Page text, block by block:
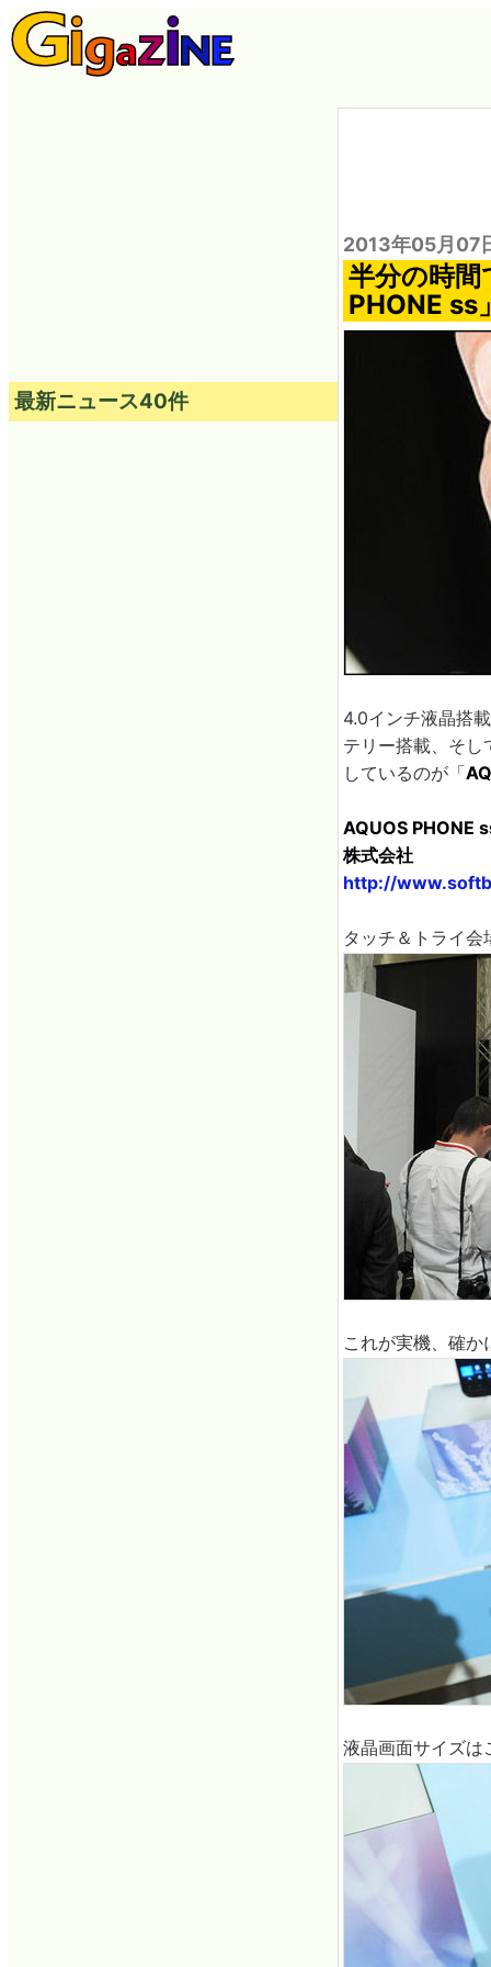
2013年05月07
半分の時
PHONE ss
4.0インチ液晶搭
テリー搭載、そし
しているのが「
AQUOS PHONE
株式会社
http://
タッチ＆トライ会
これが実機、確か
液晶画面サイズは
最新ニュース40件